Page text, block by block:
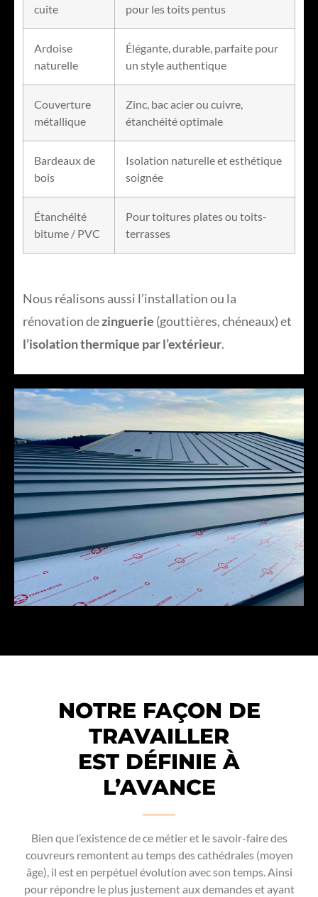
cuite
pour les toits pentus
Ardoise
naturelle
Élégante, durable, parfaite pour
un style authentique
Couverture
métallique
Zinc, bac acier ou cuivre,
étanchéité optimale
Bardeaux de
bois
Isolation naturelle et esthétique
soignée
Étanchéité
bitume / PVC
Pour toitures plates ou toits-
terrasses
Nous réalisons aussi l’installation ou la
rénovation dezinguerie (gouttières, chéneaux) et
l’isolation thermique par l’extérieur.
NOTRE FAÇON DE
TRAVAILLER
EST DÉFINIE À
L’AVANCE
Bien que l’existence de ce métier et le savoir-faire des
couvreurs remontent au temps des cathédrales (moyen
âge), il est en perpétuel évolution avec son temps. Ainsi
pour répondre le plus justement aux demandes et ayant